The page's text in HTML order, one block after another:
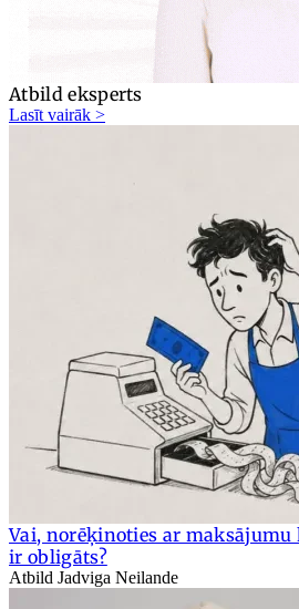
Atbild eksperts
Lasīt vairāk >
Vai, norēķinoties ar maksājumu
ir obligāts?
Atbild Jadviga Neilande